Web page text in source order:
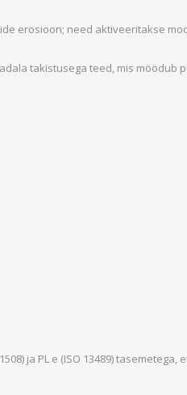
erosioon; need aktiveeritakse
takistusega teed, mis möödub
ja PL e (ISO 13489)